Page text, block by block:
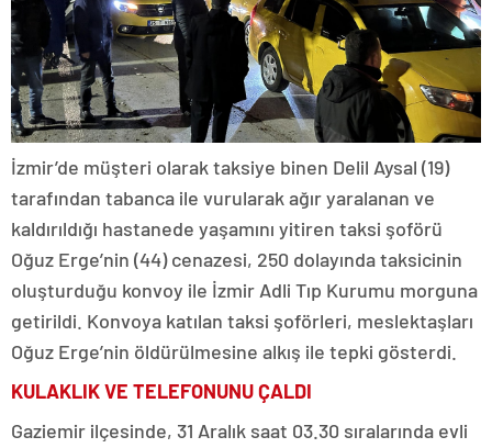
İzmir’de müşteri olarak taksiye binen Delil Aysal (19)
tarafından tabanca ile vurularak ağır yaralanan ve
kaldırıldığı hastanede yaşamını yitiren taksi şoförü
Oğuz Erge’nin (44) cenazesi, 250 dolayında taksicinin
oluşturduğu konvoy ile İzmir Adli Tıp Kurumu morguna
getirildi. Konvoya katılan taksi şoförleri, meslektaşları
Oğuz Erge’nin öldürülmesine alkış ile tepki gösterdi.
KULAKLIK VE TELEFONUNU ÇALDI
Gaziemir ilçesinde, 31 Aralık saat 03.30 sıralarında evli